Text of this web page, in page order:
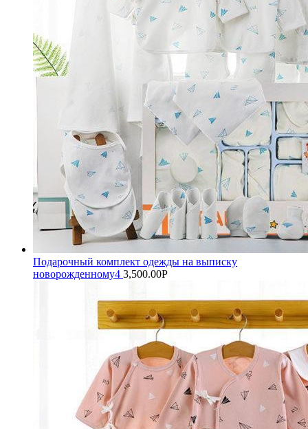
Подарочный комплект одежды на выписку
новорожденному4 3,500.00Р